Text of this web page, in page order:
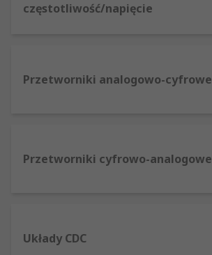
częstotliwość/napięcie
Przetworniki analogowo-cyfrowe
Przetworniki cyfrowo-analogowe
Układy CDC